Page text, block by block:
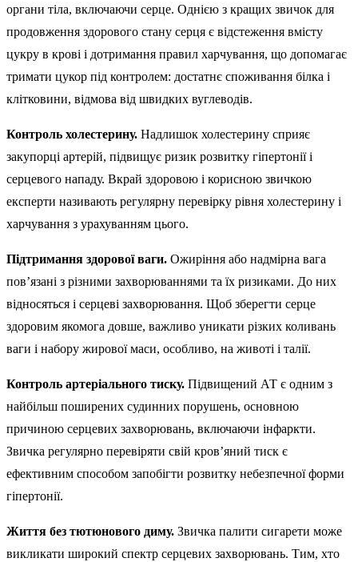
органи тіла, включаючи серце. Однією з кращих звичок для
продовження здорового стану серця є відстеження вмісту
цукру в крові і дотримання правил харчування, що допомагає
тримати цукор під контролем: достатнє споживання білка і
клітковини, відмова від швидких вуглеводів.
Контроль холестерину. Надлишок холестерину сприяє
закупорці артерій, підвищує ризик розвитку гіпертонії і
серцевого нападу. Вкрай здоровою і корисною звичкою
експерти називають регулярну перевірку рівня холестерину і
харчування з урахуванням цього.
Підтримання здорової ваги. Ожиріння або надмірна вага
пов’язані з різними захворюваннями та їх ризиками. До них
відносяться і серцеві захворювання. Щоб зберегти серце
здоровим якомога довше, важливо уникати різких коливань
ваги і набору жирової маси, особливо, на животі і талії.
Контроль артеріального тиску. Підвищений АТ є одним з
найбільш поширених судинних порушень, основною
причиною серцевих захворювань, включаючи інфаркти.
Звичка регулярно перевіряти свій кров’яний тиск є
ефективним способом запобігти розвитку небезпечної форми
гіпертонії.
Життя без тютюнового диму. Звичка палити сигарети може
викликати широкий спектр серцевих захворювань. Тим, хто